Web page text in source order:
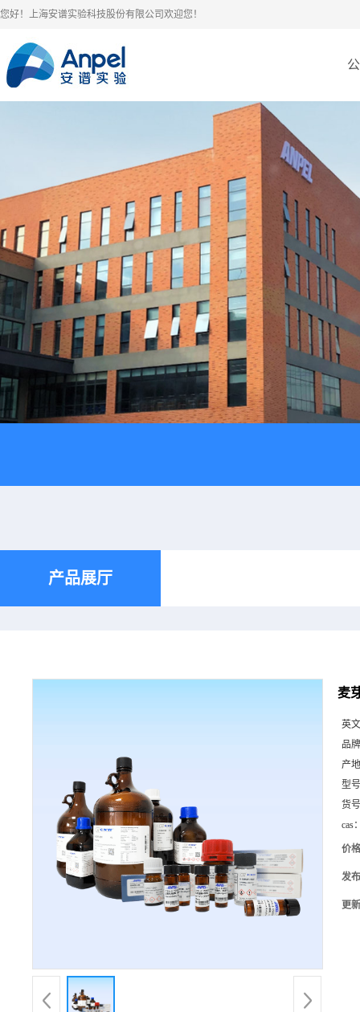
您好！上海安谱实验科技股份有限公司欢迎您！
产品展厅
麦
英
品
产
型
货
cas
价
发
更